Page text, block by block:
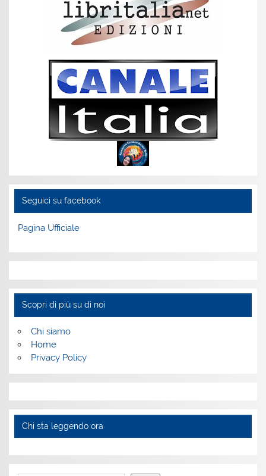
Seguici su facebook
Pagina Ufficiale
Scopri di più su di noi
Chi siamo
Home
Privacy Policy
Chi sta leggendo ora